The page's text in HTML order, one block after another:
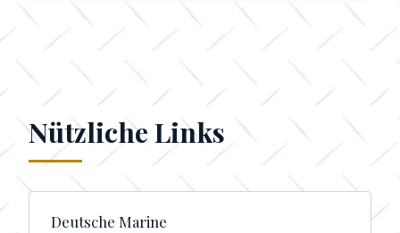
Nützliche Links
Deutsche Marine